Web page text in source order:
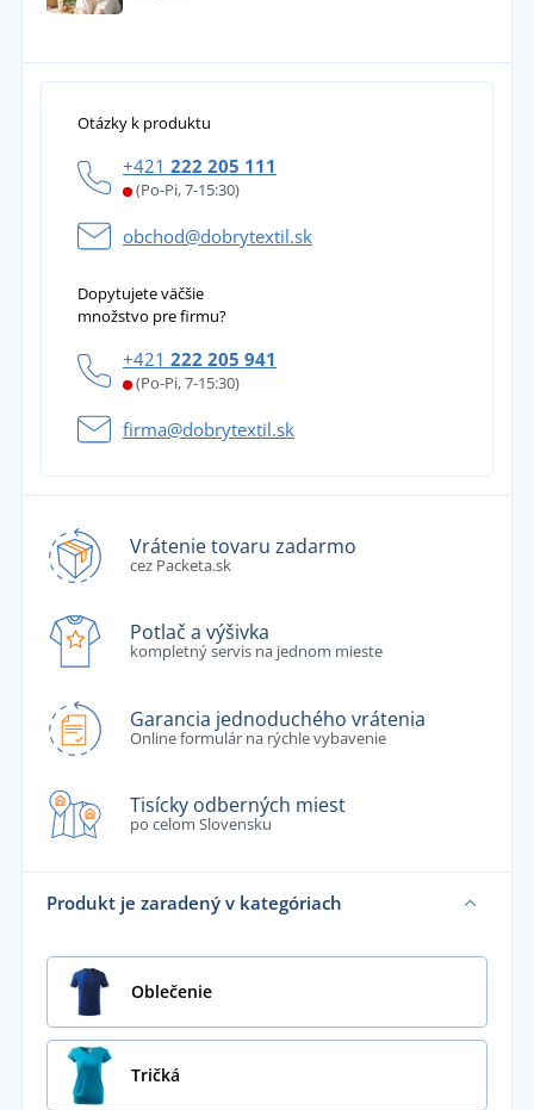
Otázky k produktu
+421 222 205 111
(Po-Pi, 7-15:30)
obchod@dobrytextil.sk
Dopytujete väčšie
množstvo pre firmu?
+421 222 205 941
(Po-Pi, 7-15:30)
firma@dobrytextil.sk
Vrátenie tovaru zadarmo
cez Packeta.sk
Potlač a výšivka
kompletný servis na jednom mieste
Garancia jednoduchého vrátenia
Online formulár na rýchle vybavenie
Tisícky odberných miest
po celom Slovensku
Produkt je zaradený v kategóriach
Oblečenie
Tričká